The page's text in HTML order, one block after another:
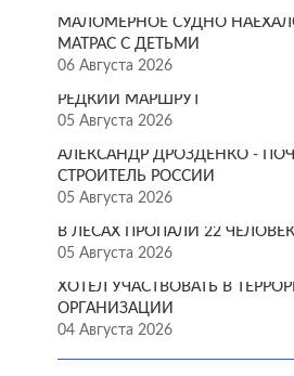
МАЛОМЕРНОЕ СУДНО
МАТРАС С ДЕТЬМИ
06 Августа 2026
РЕДКИЙ МАРШРУТ
05 Августа 2026
АЛЕКСАНДР ДРОЗДЕНКО -
СТРОИТЕЛЬ РОССИИ
05 Августа 2026
В ЛЕСАХ ПРОПАЛИ 22
05 Августа 2026
ХОТЕЛ УЧАСТВОВАТЬ В
ОРГАНИЗАЦИИ
04 Августа 2026